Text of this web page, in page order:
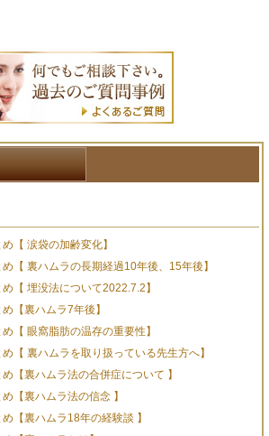
【 涙袋の加齢変化】
【 裏ハムラの長期経過10年後、15年後】
【 埋没法について2022.7.2】
【裏ハムラ7年後】
【 眼窩脂肪の温存の重要性】
【 裏ハムラを取り扱っている先生方へ】
【裏ハムラ法の合併症について 】
【裏ハムラ法の信念 】
【裏ハムラ18年の経験談 】